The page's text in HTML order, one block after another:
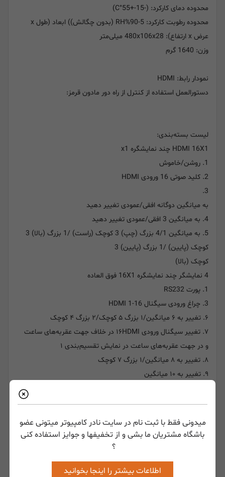
میدونی فقط با ثبت نام در سایت نادر کامپیوتر میتونی عضو
باشگاه مشتریان ما بشی و از تخفیفها و جوایز استفاده کنی
؟
اطلاعات بیشتر را اینجا بخوانید
محدوده دمای کارکرد: (-15-+55°C)
محدوده رطوبت کارکرد: 5-90%RH (بدون چگالش)) ابعاد (طول x
عرض x ارتفاع): 480x106x28 میلی‌متر
وزن: 1640 گرم
نمودار رابط: HDMI
دستورالعمل استفاده از کنترل از راه دور مادون قرمز:
لیست بسته‌بندی:
HDMI 16X1 چند نمایشگره x1
1. روشن/خاموش
2. کلید صوتی 16 ورودی HDMI
3.
به میانگین دوگانه افقی/عمودی تغییر دهید
4. به میانگین 3 افقی/عمودی تغییر دهید
5. به میانگین 4/1 بزرگ (چپ) 3 کوچک (راست) /1 بزرگ (بالا) 3
کوچک (پایین) /1 بزرگ (پایین) 3
کوچک (بالا)
4 نمایشگر چند نمایشگره 16X1 فوق العاده
1. پورت RS232
3. چراغ ورودی سیگنال HDMI 1-16
۶. تغییر به ۶ میانگین/۱ بزرگ ۵ کوچک/۲ بزرگ ۴ کوچک
۷. تغییر سیگنال ورودی ۱۶HDMI در خلاف جهت عقربه‌های ساعت
و در جهت عقربه‌های ساعت در نمایش تقسیم‌بندی ۱
۸. تغییر به ۸ میانگین/۱ بزرگ ۷ کوچک
۹. تغییر به ۱۰ میانگین
وضوح ۱۲.۷۲۰P/۱۰۸۰P/۴K
۱۳. عملکرد تصویر در تصویر ۱۴. تغییر حالت تقسیم‌بندی